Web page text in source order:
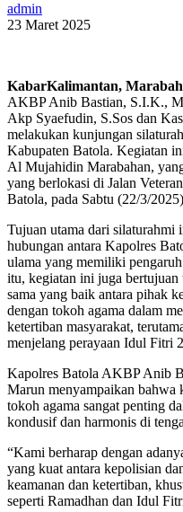
admin
23 Maret 2025
KabarKalimantan,
AKBP Anib Bastian, S.I.K.,
Akp Syaefudin, S.Sos dan
melakukan kunjungan
Kabupaten Batola. Kegiatan
Al Mujahidin Marabahan,
yang berlokasi di Jalan
Batola, pada Sabtu (22/3/
Tujuan utama dari silaturahmi
hubungan antara Kapolres
ulama yang memiliki
itu, kegiatan ini juga
sama yang baik antara pihak
dengan tokoh agama dalam
ketertiban masyarakat,
menjelang perayaan Idul Fitri
Kapolres Batola AKBP Anib
Marun menyampaikan bahwa
tokoh agama sangat penting
kondusif dan harmonis di
“Kami berharap dengan
yang kuat antara kepolisian
keamanan dan ketertiban,
seperti Ramadhan dan Idul